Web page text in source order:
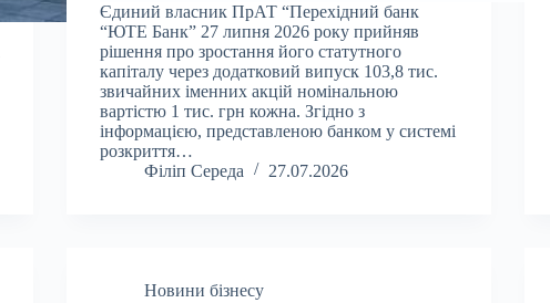
Єдиний власник ПрАТ “Перехідний банк
“ЮТЕ Банк” 27 липня 2026 року прийняв
рішення про зростання його статутного
капіталу через додатковий випуск 103,8 тис.
звичайних іменних акцій номінальною
вартістю 1 тис. грн кожна. Згідно з
інформацією, представленою банком у системі
розкриття…
Філіп Середа
27.07.2026
Новини бізнесу